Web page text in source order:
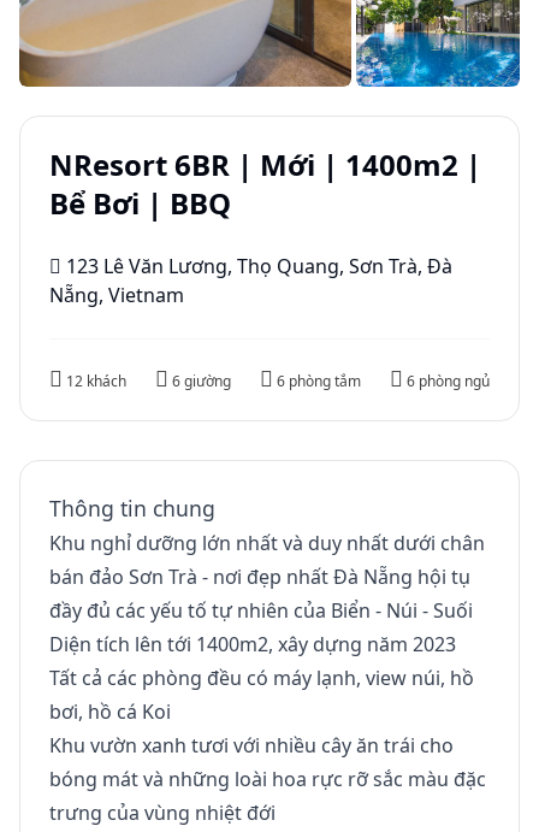
NResort 6BR | Mới | 1400m2 |
Bể Bơi | BBQ
123 Lê Văn Lương, Thọ Quang, Sơn Trà, Đà
Nẵng, Vietnam
12 khách 6 giường 6 phòng tắm 6 phòng ngủ
Thông tin chung
Khu nghỉ dưỡng lớn nhất và duy nhất dưới chân
bán đảo Sơn Trà - nơi đẹp nhất Đà Nẵng hội tụ
đầy đủ các yếu tố tự nhiên của Biển - Núi - Suối
Diện tích lên tới 1400m2, xây dựng năm 2023
Tất cả các phòng đều có máy lạnh, view núi, hồ
bơi, hồ cá Koi
Khu vườn xanh tươi với nhiều cây ăn trái cho
bóng mát và những loài hoa rực rỡ sắc màu đặc
trưng của vùng nhiệt đới